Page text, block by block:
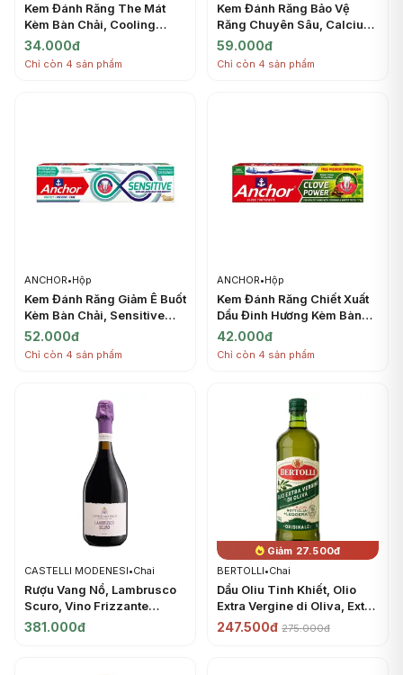
Kem Đánh Răng The Mát
Kèm Bàn Chải, Cooling
Fresh Gel Toothpaste,
Toothbrush Included (150g)
34.000đ
Chỉ còn 4 sản phẩm
Kem Đánh Răng Bảo Vệ
Răng Chuyên Sâu, Calcium
Hydroxyapatite Toothpaste,
Advanced Cavity
Protection with HAP,
59.000đ
Chỉ còn 4 sản phẩm
ANCHOR•Hộp
Kem Đánh Răng Giảm Ê Buốt
Kèm Bàn Chải, Sensitive
Toothpaste, Toothbrush
Included (100g) - ANCHOR
52.000đ
Chỉ còn 4 sản phẩm
ANCHOR•Hộp
Kem Đánh Răng Chiết Xuất
Dầu Đinh Hương Kèm Bàn
Chải, Super Clove
Protection Toothpaste,
Clove Power, Toothbrush
42.000đ
Chỉ còn 4 sản phẩm
CASTELLI MODENESI•Chai
Rượu Vang Nổ, Lambrusco
Scuro, Vino Frizzante
Rosso Amabile, 8% (750ml)
381.000đ
Giảm 27.500đ
BERTOLLI•Chai
Dầu Oliu Tinh Khiết, Olio
Extra Vergine di Oliva, Extra
Virgin Olive Oil (1L) -
247.500đ 275.000đ